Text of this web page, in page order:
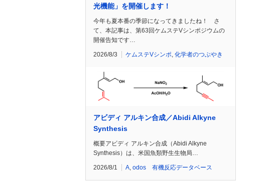
光機能」を開催します！
今年も夏本番の季節になってきましたね！ さ
て、本記事は、第63回ケムステVシンポジウムの
開催告知です…
2026/8/3 ケムステVシンポ, 化学者のつぶやき
アビディ アルキン合成／Abidi Alkyne
Synthesis
概要アビディ アルキン合成（Abidi Alkyne
Synthesis）は、米国魚類野生生物局…
2026/8/1 A, odos 有機反応データベース